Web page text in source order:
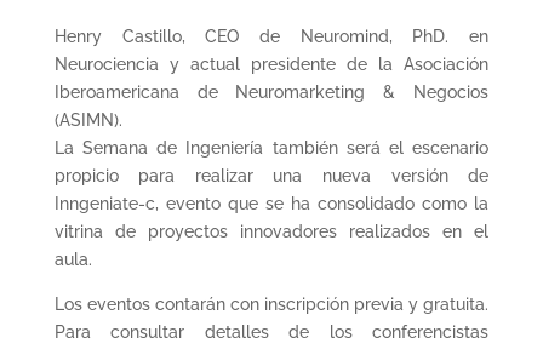
Henry Castillo, CEO de Neuromind, PhD. en
Neurociencia y actual presidente de la Asociación
Iberoamericana de Neuromarketing & Negocios
(ASIMN).
La Semana de Ingeniería también será el escenario
propicio para realizar una nueva versión de
Inngeniate-c, evento que se ha consolidado como la
vitrina de proyectos innovadores realizados en el
aula.
Los eventos contarán con inscripción previa y gratuita.
Para consultar detalles de los conferencistas